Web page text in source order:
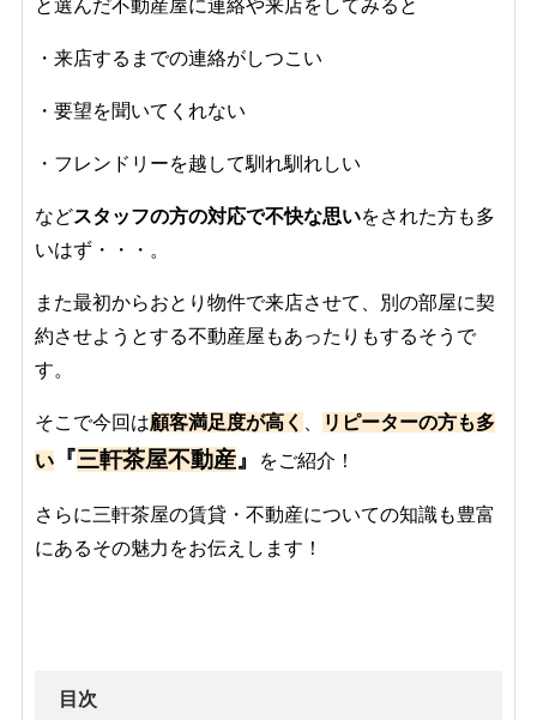
と選んだ不動産屋に連絡や来店をしてみると
・来店するまでの連絡がしつこい
・要望を聞いてくれない
・フレンドリーを越して馴れ馴れしい
などスタッフの方の対応で不快な思いをされた方も多
いはず・・・。
また最初からおとり物件で来店させて、別の部屋に契
約させようとする不動産屋もあったりもするそうで
す。
そこで今回は顧客満足度が高く
リピーターの方も多
い『三軒茶屋不動産』 をご紹介！
さらに三軒茶屋の賃貸・不動産についての知識も豊富
にあるその魅力をお伝えします！
目次